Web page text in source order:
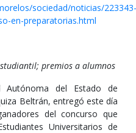
sociedad/noticias/223343-
en-preparatorias.html
premios a alumnos
Autónoma del Estado de
Beltrán, entregó este día
del concurso que
Universitarios de